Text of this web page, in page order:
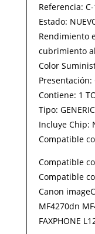
Referencia:
Estado:
Rendimiento
cubrimiento
Color
Presentación:
Contiene: 1
Tipo:
Incluye Chip:
Compatible
Compatible
Compatible
Canon
MF4270dn
FAXPHONE